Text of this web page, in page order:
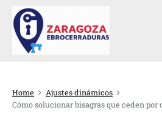
e
r
Home
Ajustes dinámicos
Cómo solucionar bisagras que ceden por